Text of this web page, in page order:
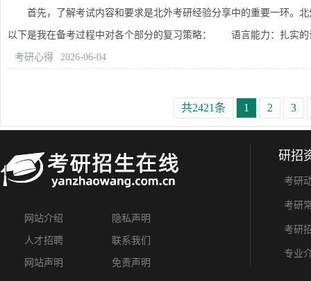
首先，了解考试内容和要求是北外考研经验分享中的重要一环。北
以下是我在备考过程中对各个部分的复习策略： 语言能力：扎实的
考研心得 2026-06-04
共2421条 1 2 3
网站介绍 隐私声明
人才招聘 联系我们
网站声明 免责声明
研招
考研
考研
考研
专业